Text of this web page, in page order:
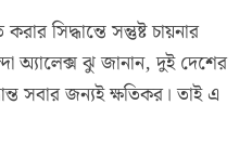
সিদ্ধান্তে সন্তুষ্ট চায়নার
অ্যালেক্স ঝু জানান, দুই দেশের
সবার জন্যই ক্ষতিকর। তাই এ